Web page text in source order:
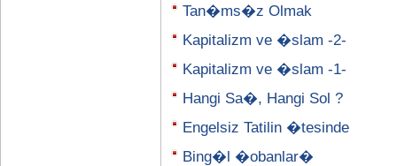
Tan�ms�z Olmak
Kapitalizm ve �slam -2-
Kapitalizm ve �slam -1-
Hangi Sa�, Hangi Sol ?
Engelsiz Tatilin �tesinde
Bing�l �obanlar�